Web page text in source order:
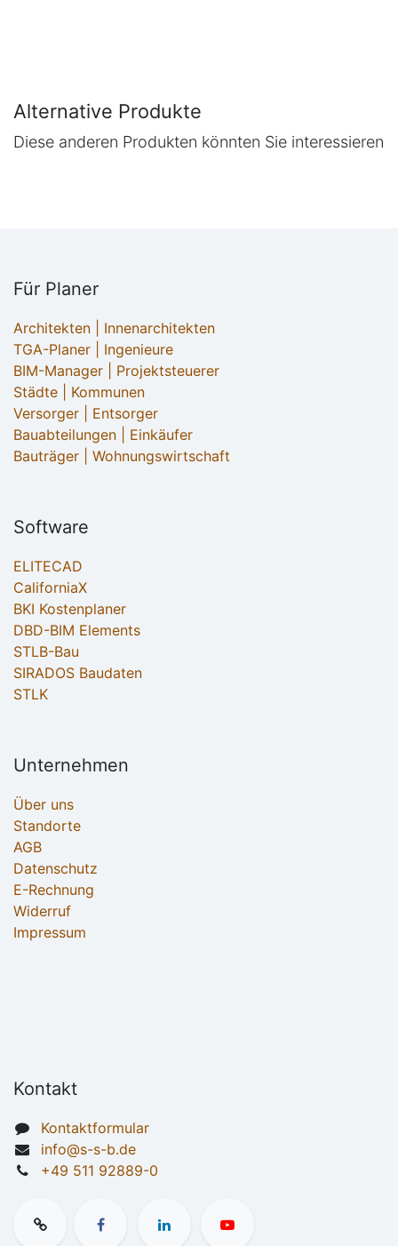
Alternative Produkte
Diese anderen Produkten könnten Sie interessieren
Für Planer
Architekten | Innenarchitekten
TGA-Planer | Ingenieure
BIM-Manager | Projektsteuerer
Städte | Kommunen
Versorger | Entsorger
Bauabteilungen | Einkäufer
Bauträger | Wohnungswirtschaft
Software
ELITECAD
CaliforniaX
BKI Kostenplaner
DBD-BIM Elements
STLB-Bau
SIRADOS Baudaten
STLK
Unternehmen
Über uns
Standorte
AGB
Datenschutz
E-Rechnung
Widerruf
Impressum
Kontakt
Kontaktformular
info@s-s-b.de
+49 511 92889-0